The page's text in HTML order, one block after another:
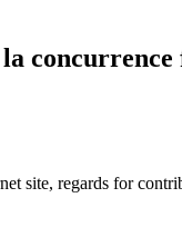
concurrence
site, regards for